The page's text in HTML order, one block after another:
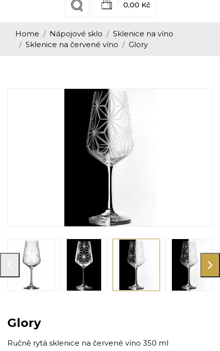
0,00 Kč
Home Nápojové sklo
Sklenice na víno
Sklenice na červené víno
Glory
Glory
Ručně rytá sklenice na červené víno 350 ml